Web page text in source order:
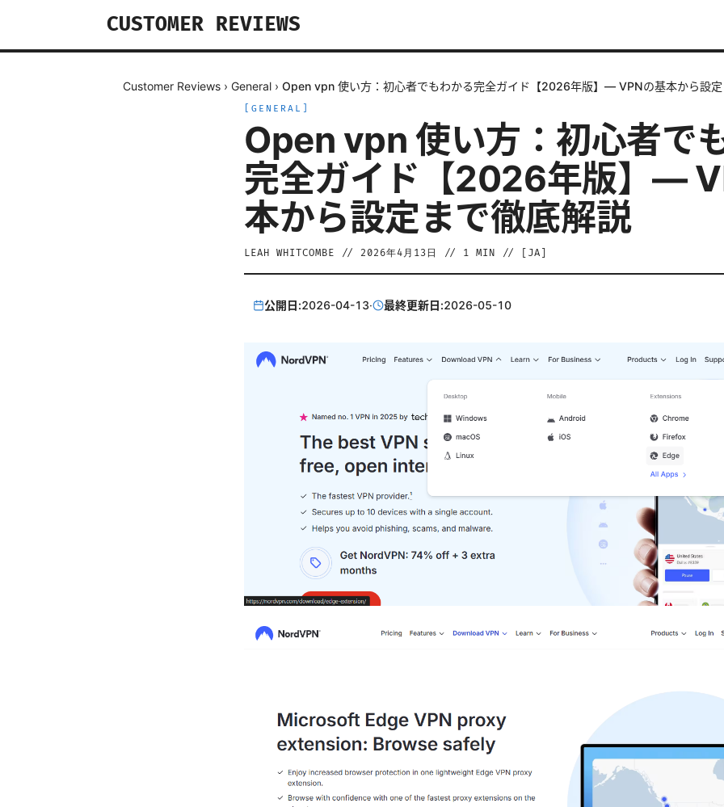
CUSTOMER REVIEWS
Customer Reviews › General › Open vpn 使い方：初心者でもわかる完全ガイド【2026年版】— VPNの基本から設
GENERAL
Open vpn 使い方：初心者で
完全ガイド【2026年版】—
本から設定まで徹底解説
LEAH WHITCOMBE // 2026年4月13日 // 1 MIN // [ JA
公開日:2026-04-13· 最終更新日:2026-05-10